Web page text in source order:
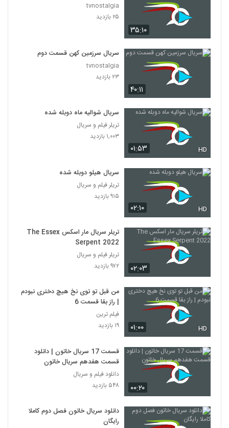
۳۵:۱۰
tvnostalgia
۲۵ بازدید
۴۰:۱۱
سریال سرزمین کهن قسمت دوم
tvnostalgia
۲۳ بازدید
۰۱:۵۳ HD
سریال شوالیه ماه دوبله شده
تریلر فیلم و سریال
۱,۰۰۳ بازدید
۰۲:۱۰ HD
سریال هیلو دوبله شده
تریلر فیلم و سریال
۹۱۵ بازدید
۰۲:۰۳
تریلر سریال مار اسکس The Essex
Serpent 2022
تریلر فیلم و سریال
۹۷۲ بازدید
۰۱:۰۰ HD
من قبل تو توی نخ هیچ دختری نبودم
| راز بقا قسمت 6
فیلم ترین
۱۹ بازدید
۰۰:۲۰
قسمت 17 سریال خاتون | دانلود
قسمت هفدهم سریال خاتون
دانلود فیلم و سریال
۵۴۸ بازدید
دانلود سریال خاتون فصل دوم کاملا
رایگان